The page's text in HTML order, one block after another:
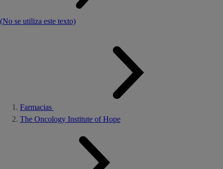
(No se utiliza este texto)
Farmacias
The Oncology Institute of Hope